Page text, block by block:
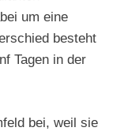
um eine
besteht
Tagen in der
bei, weil sie